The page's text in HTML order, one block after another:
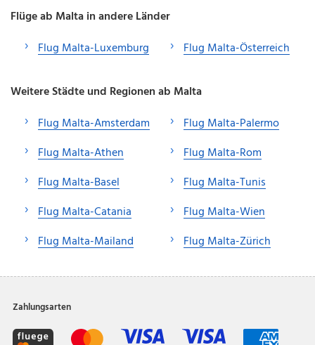
Flüge ab Malta in andere Länder
Flug Malta-Luxemburg
Flug Malta-Österreich
Weitere Städte und Regionen ab Malta
Flug Malta-Amsterdam
Flug Malta-Athen
Flug Malta-Basel
Flug Malta-Catania
Flug Malta-Mailand
Flug Malta-Palermo
Flug Malta-Rom
Flug Malta-Tunis
Flug Malta-Wien
Flug Malta-Zürich